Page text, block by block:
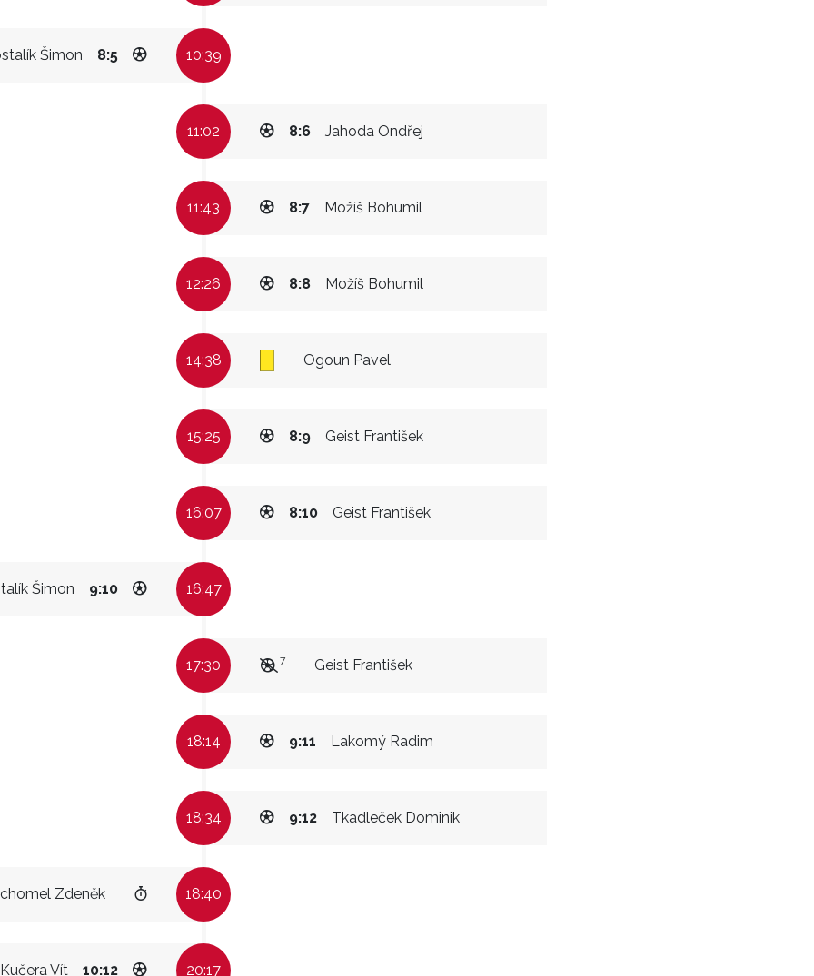
Šimon 8:5 10:39
11:02 Jahoda Ondřej
8:6
11:43 Možíš Bohumil
8:7
12:26 Možíš Bohumil
8:8
14:38 Ogoun Pavel
15:25 Geist František
8:9
16:07 Geist František
8:10
Šimon 9:10 16:47
17:30 Geist František
7
18:14 Lakomý Radim
9:11
18:34 Tkadleček Dominik
9:12
Zdeněk 18:40
Kučera Vít 10:12 20:17